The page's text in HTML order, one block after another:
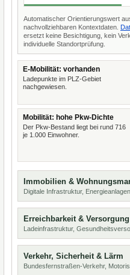
Automatischer Orientierungswert
nachvollziehbaren Kontextdaten.
ersetzt keine Besichtigung, kein
individuelle Standortprüfung.
E-Mobilität: vorhanden
Ladepunkte im PLZ-Gebiet
nachgewiesen.
Mobilität: hohe Pkw-Dichte
Der Pkw-Bestand liegt bei rund 716
je 1.000 Einwohner.
Immobilien &
Digitale Infrastruktur,
Erreichbarkeit & Versorgung
Ladeinfrastruktur,
Verkehr, Sicherheit & Lärm
Bundesfernstraßen-Verkehr,